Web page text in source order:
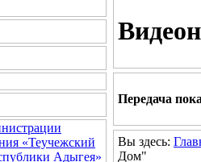
«Теучежский
Адыгея»
Передача
Вы здесь:
Дом"